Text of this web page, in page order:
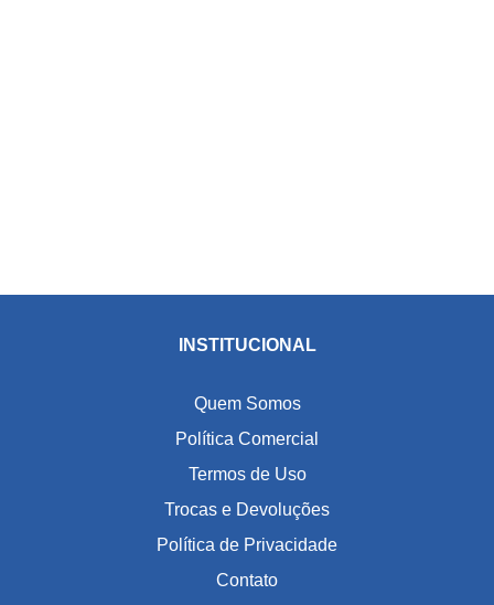
INSTITUCIONAL
Quem Somos
Política Comercial
Termos de Uso
Trocas e Devoluções
Política de Privacidade
Contato